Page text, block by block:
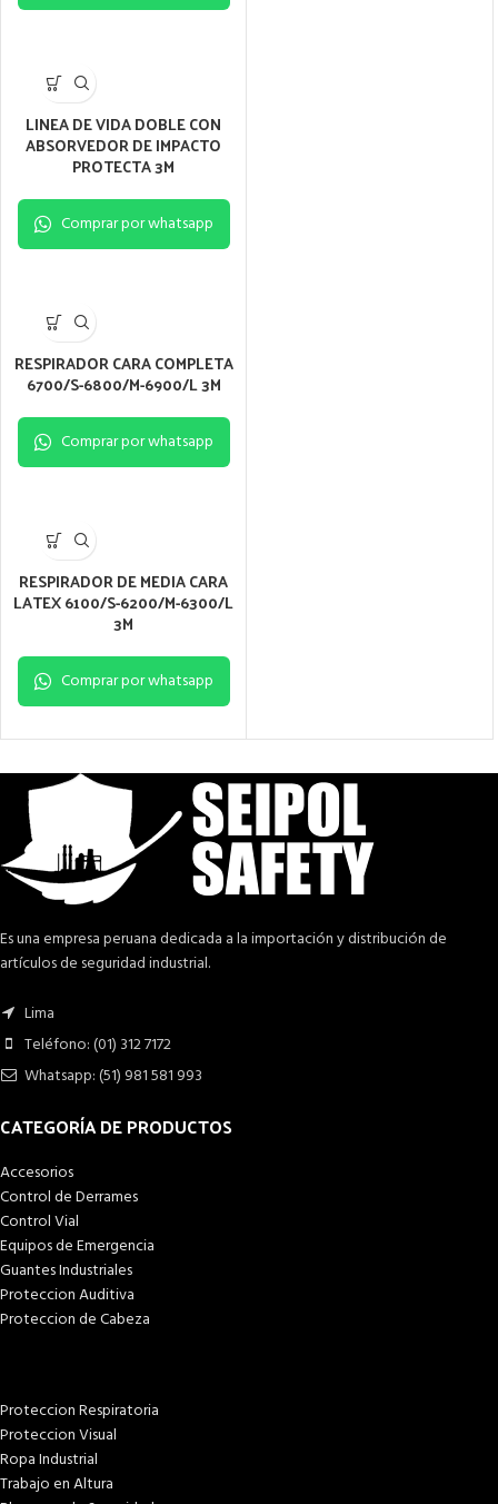
LINEA DE VIDA DOBLE CON
ABSORVEDOR DE IMPACTO
PROTECTA 3M
Comprar por whatsapp
RESPIRADOR CARA COMPLETA
6700/S-6800/M-6900/L 3M
Comprar por whatsapp
RESPIRADOR DE MEDIA CARA
LATEX 6100/S-6200/M-6300/L
3M
Comprar por whatsapp
Es una empresa peruana dedicada a la importación y distribución de
artículos de seguridad industrial.
Lima
Teléfono: (01) 312 7172
Whatsapp: (51) 981 581 993
CATEGORÍA DE PRODUCTOS
Accesorios
Control de Derrames
Control Vial
Equipos de Emergencia
Guantes Industriales
Proteccion Auditiva
Proteccion de Cabeza
Proteccion Respiratoria
Proteccion Visual
Ropa Industrial
Trabajo en Altura